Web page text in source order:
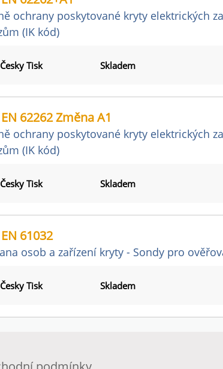
ochrany poskytované kryty elektrických
(IK kód)
Česky Tisk Skladem
62262 Změna A1
ochrany poskytované kryty elektrických
(IK kód)
Česky Tisk Skladem
61032
osob a zařízení kryty - Sondy pro
Česky Tisk Skladem